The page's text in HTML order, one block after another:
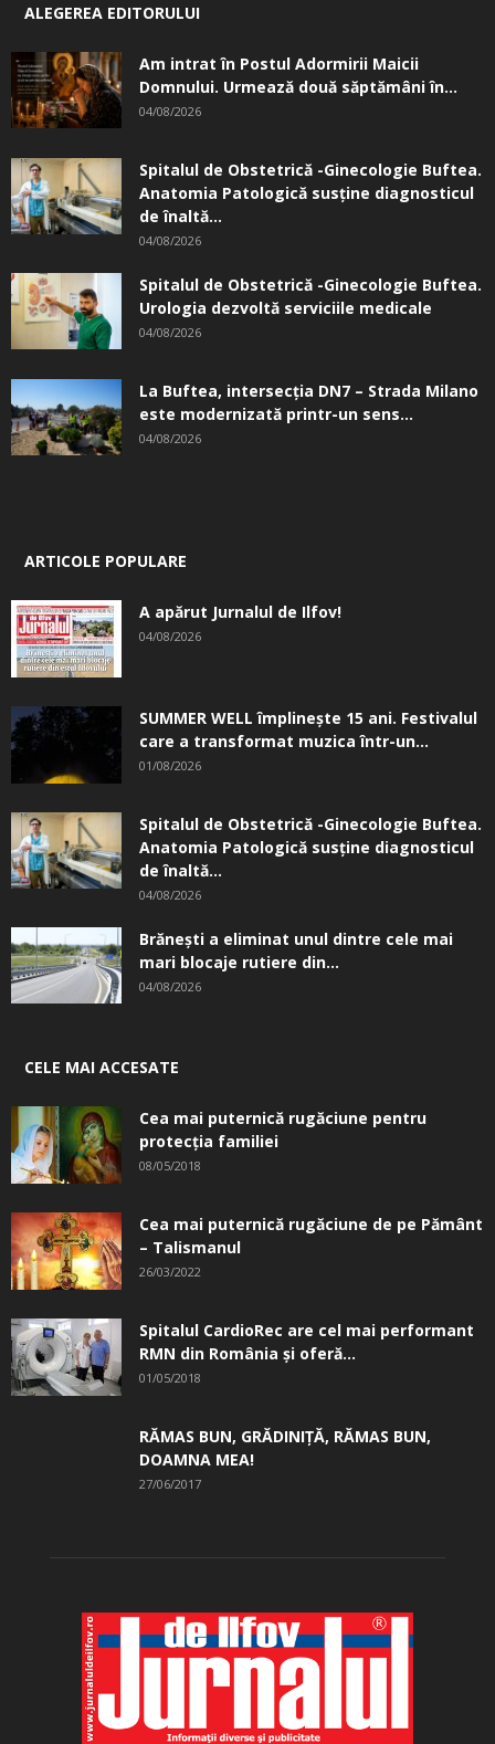
ALEGEREA EDITORULUI
Am intrat în Postul Adormirii Maicii
Domnului. Urmează două săptămâni în...
04/08/2026
Spitalul de Obstetrică -Ginecologie Buftea.
Anatomia Patologică susţine diagnosticul
de înaltă...
04/08/2026
Spitalul de Obstetrică -Ginecologie Buftea.
Urologia dezvoltă serviciile medicale
04/08/2026
La Buftea, intersecţia DN7 – Strada Milano
este modernizată printr-un sens...
04/08/2026
ARTICOLE POPULARE
A apărut Jurnalul de Ilfov!
04/08/2026
SUMMER WELL împlinește 15 ani. Festivalul
care a transformat muzica într-un...
01/08/2026
Spitalul de Obstetrică -Ginecologie Buftea.
Anatomia Patologică susţine diagnosticul
de înaltă...
04/08/2026
Brănești a eliminat unul dintre cele mai
mari blocaje rutiere din...
04/08/2026
CELE MAI ACCESATE
Cea mai puternică rugăciune pentru
protecția familiei
08/05/2018
Cea mai puternică rugăciune de pe Pământ
– Talismanul
26/03/2022
Spitalul CardioRec are cel mai performant
RMN din România și oferă...
01/05/2018
RĂMAS BUN, GRĂDINIŢĂ, ­RĂMAS BUN,
DOAMNA MEA!
27/06/2017